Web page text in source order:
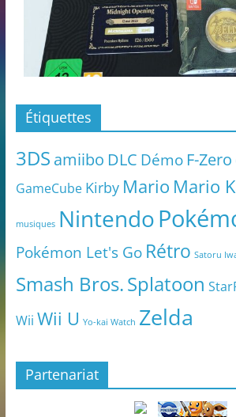
Étiquettes
3DS amiibo DLC Démo F-Zero
GameCube Kirby Mario Mario
musiques Nintendo
Pokémon Let's Go Rétro Satoru
Smash Bros.Splatoon
Wii Wii U Yo-kai Watch Zelda
Partenariat